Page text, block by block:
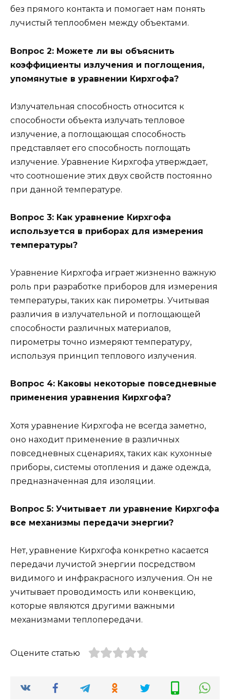
без прямого контакта и помогает нам понять
лучистый теплообмен между объектами.
Вопрос 2: Можете ли вы объяснить
коэффициенты излучения и поглощения,
упомянутые в уравнении Кирхгофа?
Излучательная способность относится к
способности объекта излучать тепловое
излучение, а поглощающая способность
представляет его способность поглощать
излучение. Уравнение Кирхгофа утверждает,
что соотношение этих двух свойств постоянно
при данной температуре.
Вопрос 3: Как уравнение Кирхгофа
используется в приборах для измерения
температуры?
Уравнение Кирхгофа играет жизненно важную
роль при разработке приборов для измерения
температуры, таких как пирометры. Учитывая
различия в излучательной и поглощающей
способности различных материалов,
пирометры точно измеряют температуру,
используя принцип теплового излучения.
Вопрос 4: Каковы некоторые повседневные
применения уравнения Кирхгофа?
Хотя уравнение Кирхгофа не всегда заметно,
оно находит применение в различных
повседневных сценариях, таких как кухонные
приборы, системы отопления и даже одежда,
предназначенная для изоляции.
Вопрос 5: Учитывает ли уравнение Кирхгофа
все механизмы передачи энергии?
Нет, уравнение Кирхгофа конкретно касается
передачи лучистой энергии посредством
видимого и инфракрасного излучения. Он не
учитывает проводимость или конвекцию,
которые являются другими важными
механизмами теплопередачи.
Оцените статью